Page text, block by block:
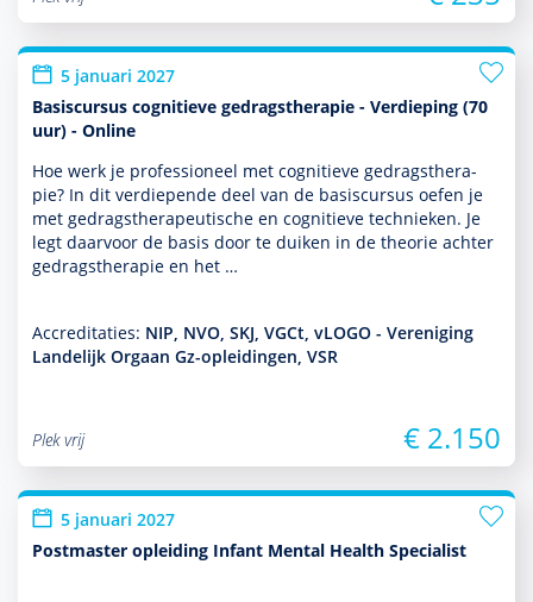
5 januari 2027
Basiscursus cognitieve gedragstherapie - Verdieping (70
uur) - Online
Hoe werk je professioneel met cogni­tieve gedrags­thera­
pie? In dit ver­die­pende deel van de basis­cursus oefen je
met gedrags­thera­peu­tische en cogni­tieve tech­nieken. Je
legt daarvoor de basis door te duiken in de theorie achter
gedrags­thera­pie en het …
Accreditaties: NIP, NVO, SKJ, VGCt, vLOGO - Vereniging
Landelijk Orgaan Gz-opleidingen, VSR
Plek vrij € 2.150
5 januari 2027
Postmaster opleiding Infant Mental Health Specialist